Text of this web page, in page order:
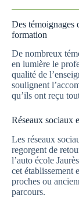
Des témoignages
formation
De nombreux
en lumière le
qualité de
soulignent
qu’ils ont reçu
Réseaux sociaux
Les réseaux
regorgent de
l’auto école
cet établissement
proches ou
parcours.